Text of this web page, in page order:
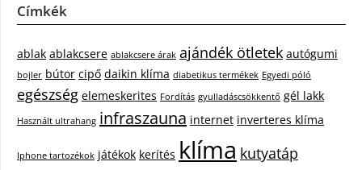
Címkék
ablak ablakcsere ablakcsere árak ajándék ötletek autógumi
bojler bútor cipő daikin klíma diabetikus termékek Egyedi póló
egészség elemeskerites Fordítás gyulladáscsökkentő gél lakk
Használt ultrahang infraszauna internet inverteres klíma
Iphone tartozékok játékok kerítés klíma kutyatáp